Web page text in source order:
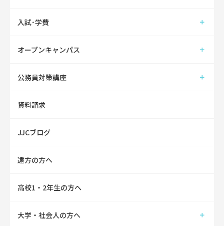
入試･学費
オープンキャンパス
公務員対策講座
資料請求
JJCブログ
遠方の方へ
高校1・2年生の方へ
大学・社会人の方へ